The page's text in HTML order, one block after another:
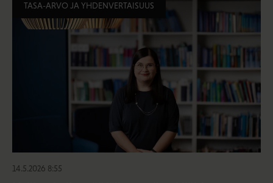
TASA-ARVO JA YHDENVERTAISUUS
14.5.2026 8:55